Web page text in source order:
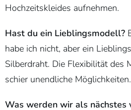
Hochzeitskleides aufnehmen.
Hast du ein Lieblingsmodell?
habe ich nicht, aber ein
Silberdraht. Die Flexibilität des
schier unendliche Möglichkeiten.
Was werden wir als nächstes